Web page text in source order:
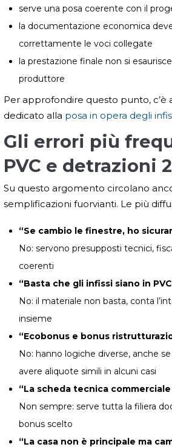
serve una posa coerente con il
la documentazione economica
correttamente le voci collegate
la prestazione finale non si
produttore
Per approfondire questo punto, c’è
dedicato alla posa in opera degli
Gli errori più
PVC e detrazioni
Su questo argomento circolano
semplificazioni fuorvianti. Le più
“Se cambio le finestre, ho
No: servono presupposti tecnici,
coerenti
“Basta che gli infissi siano in
No: il materiale non basta, conta
insieme
“Ecobonus e bonus
No: hanno logiche diverse, anche
avere aliquote simili in alcuni casi
“La scheda tecnica
Non sempre: serve tutta la filiera
bonus scelto
“La casa non è principale ma